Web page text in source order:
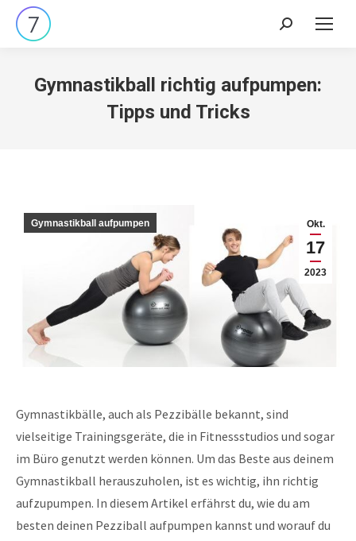
Search:
Gymnastikball richtig aufpumpen:
Tipps und Tricks
Okt.
17
2023
Gymnastikball aufpumpen
Gymnastikbälle, auch als Pezzibälle bekannt, sind
vielseitige Trainingsgeräte, die in Fitnessstudios und sogar
im Büro genutzt werden können. Um das Beste aus deinem
Gymnastikball herauszuholen, ist es wichtig, ihn richtig
aufzupumpen. In diesem Artikel erfährst du, wie du am
besten deinen Pezziball aufpumpen kannst und worauf du